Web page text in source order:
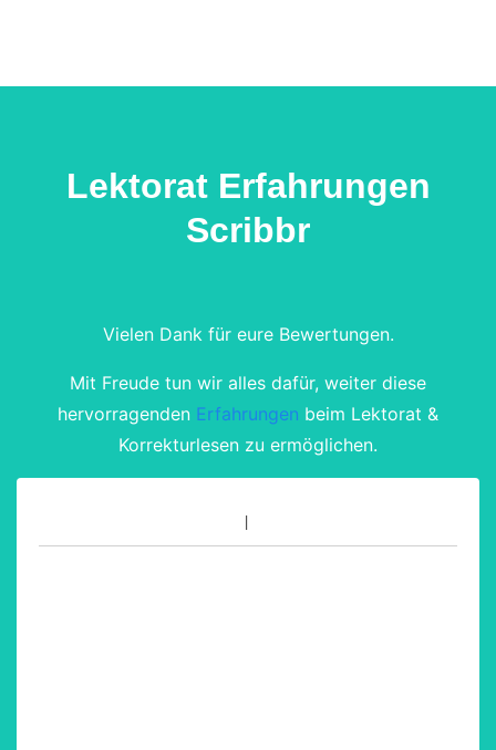
Lektorat Erfahrungen
Scribbr
Vielen Dank für eure Bewertungen.
Mit Freude tun wir alles dafür, weiter diese
hervorragenden Erfahrungen beim Lektorat &
Korrekturlesen zu ermöglichen.